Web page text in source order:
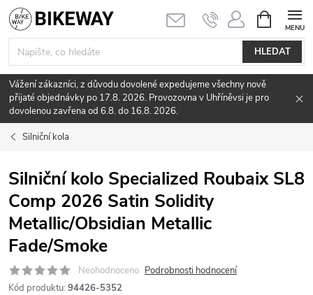
Přejít
na
obsah
HLEDAT
NÁKUPNÍ
KOŠÍK
Vážení zákazníci, z důvodu dovolené expedujeme všechny nově
přijaté objednávky po 17.8. 2026. Provozovna v Uhříněvsi je pro
dovolenou zavřena od 6.8. do 16.8. 2026.
Silniční kola
Silniční kolo Specialized Roubaix SL8
Comp 2026 Satin Solidity
Metallic/Obsidian Metallic
Fade/Smoke
Neohodnoceno Podrobnosti hodnocení
Kód produktu: 94426-5352